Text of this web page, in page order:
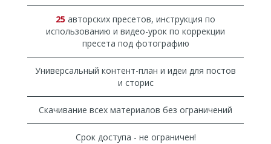
25 авторских пресетов, инструкция по
использованию и видео-урок по коррекции
пресета под фотографию
Универсальный контент-план и идеи для постов
и сторис
Скачивание всех материалов без ограничений
Срок доступа - не ограничен!